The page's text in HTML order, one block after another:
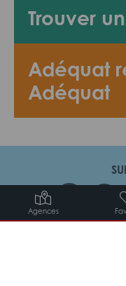
Agences
Trouver
Adéquat
Adéquat